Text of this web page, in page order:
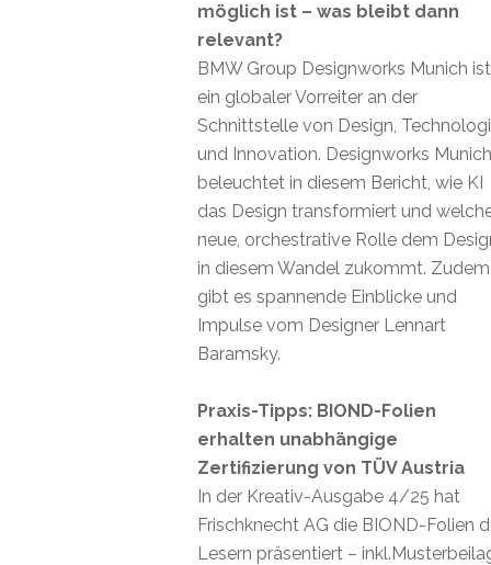
möglich ist – was bleibt dann
relevant?
BMW Group Designworks Munich ist
ein globaler Vorreiter an der
Schnittstelle von Design,
und Innovation. Designworks Munich
beleuchtet in diesem Bericht, wie KI
das Design transformiert und
neue, orchestrative Rolle dem
in diesem Wandel zukommt. Zudem
gibt es spannende Einblicke und
Impulse vom Designer Lennart
Baramsky.
Praxis-Tipps: BIOND-Folien
erhalten unabhängige
Zertifizierung von TÜV Austria
In der Kreativ-Ausgabe 4/25 hat
Frischknecht AG die BIOND-Folien
Lesern präsentiert –